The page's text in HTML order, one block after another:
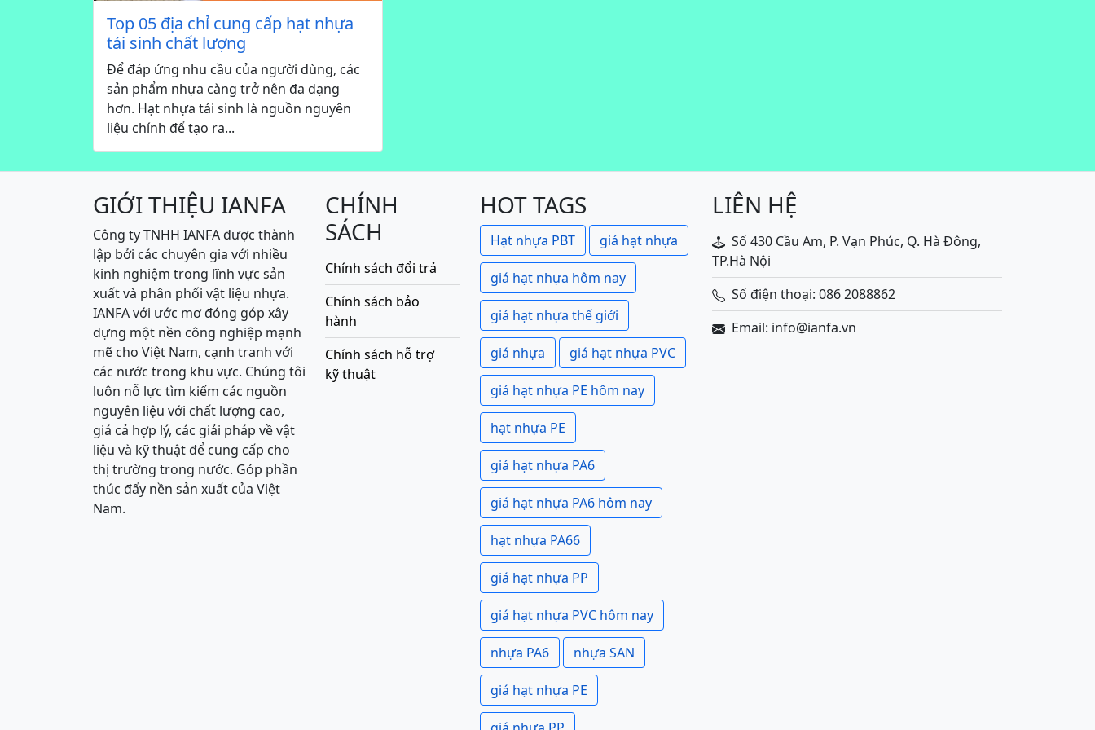
Top 05 địa chỉ cung cấp hạt nhựa
tái sinh chất lượng
Để đáp ứng nhu cầu của người dùng, các
sản phẩm nhựa càng trở nên đa dạng
hơn. Hạt nhựa tái sinh là nguồn nguyên
liệu chính để tạo ra...
GIỚI THIỆU IANFA
Công ty TNHH IANFA được thành
lập bởi các chuyên gia với nhiều
kinh nghiệm trong lĩnh vực sản
xuất và phân phối vật liệu nhựa.
IANFA với ước mơ đóng góp xây
dựng một nền công nghiệp mạnh
mẽ cho Việt Nam, cạnh tranh với
các nước trong khu vực. Chúng tôi
luôn nỗ lực tìm kiếm các nguồn
nguyên liệu với chất lượng cao,
giá cả hợp lý, các giải pháp về vật
liệu và kỹ thuật để cung cấp cho
thị trường trong nước. Góp phần
thúc đẩy nền sản xuất của Việt
Nam.
CHÍNH
SÁCH
Chính sách đổi trả
Chính sách bảo
hành
Chính sách hỗ trợ
kỹ thuật
HOT TAGS
Hạt nhựa PBT giá hạt nhựa
giá hạt nhựa hôm nay
giá hạt nhựa thế giới
giá nhựa giá hạt nhựa PVC
giá hạt nhựa PE hôm nay
hạt nhựa PE
giá hạt nhựa PA6
giá hạt nhựa PA6 hôm nay
hạt nhựa PA66
giá hạt nhựa PP
giá hạt nhựa PVC hôm nay
nhựa PA6 nhựa SAN
giá hạt nhựa PE
LIÊN HỆ
Số 430 Cầu Am, P. Vạn Phúc, Q. Hà Đông,
TP.Hà Nội
Số điện thoại: 086 2088862
Email: info@ianfa.vn